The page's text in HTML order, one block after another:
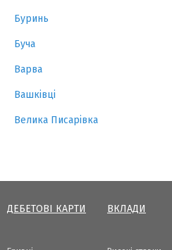
Буринь
Буча
Варва
Вашківці
Велика Писарівка
ДЕБЕТОВІ КАРТИ ВКЛАДИ